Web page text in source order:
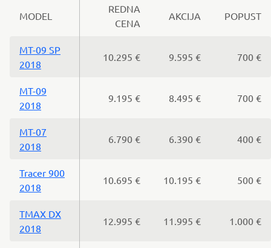
MODEL
REDNA
CENA
AKCIJA POPUST
MT-09 SP
2018
10.295 € 9.595 € 700 €
MT-09
2018
9.195 € 8.495 € 700 €
MT-07
2018
6.790 € 6.390 € 400 €
Tracer 900
2018
10.695 € 10.195 € 500 €
TMAX DX
2018
12.995 € 11.995 € 1.000 €